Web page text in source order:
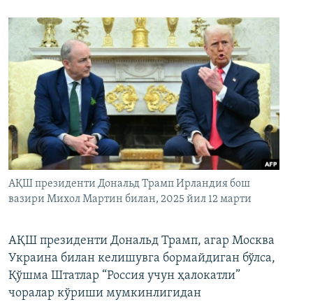
АҚШ президенти Дональд Трамп Ирландия бош
вазири Михол Мартин билан, 2025 йил 12 марти
АҚШ президенти Дональд Трамп, агар Москва
Украина билан келишувга бормайдиган бўлса,
Қўшма Штатлар “Россия учун ҳалокатли”
чоралар кўриши мумкинлигидан